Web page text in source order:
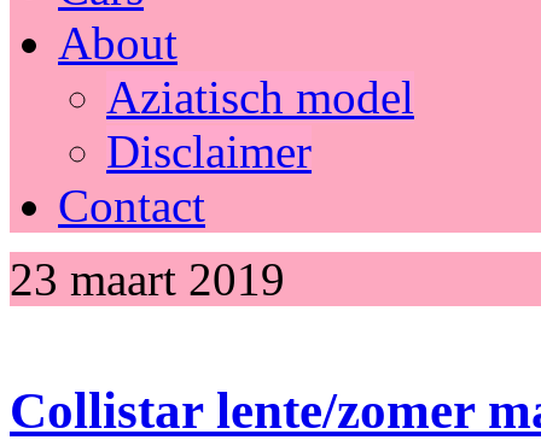
About
Aziatisch model
Disclaimer
Contact
23 maart 2019
Collistar lente/zomer